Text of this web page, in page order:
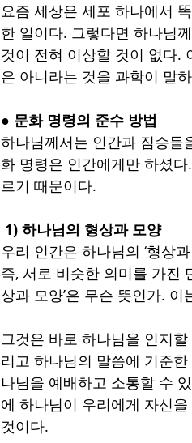
요즘 세상은 세포 하나에서
한 일이다. 그렇다면 하나님
것이 전혀 이상할 것이 없다.
은 아니라는 것을 과학이 말
● 문화 명령의 준수 방법
하나님께서는 인간과 짐승들
화 명령은 인간에게만 하셨
르기 때문이다.
1) 하나님의 형상과 모양
우리 인간은 하나님의 ‘형상
즉, 서로 비슷한 의미를 가진
상과 모양’은 무슨 뜻인가.
그것은 바로 하나님을 인지
리고 하나님의 말씀에 기준
나님을 예배하고 소통할 수
에 하나님이 우리에게 자신
것이다.